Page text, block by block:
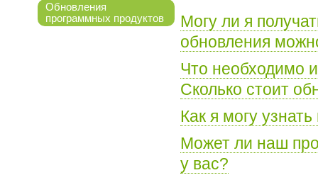
Обновления
программных продуктов
Могу ли я
обновления
Что необходимо
Сколько стоит
Как я могу
Может ли наш
у вас?